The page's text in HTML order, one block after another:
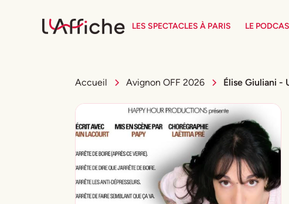
LES SPECTACLES À PARIS LE
Accueil Avignon OFF 2026 Élise Giuliani -